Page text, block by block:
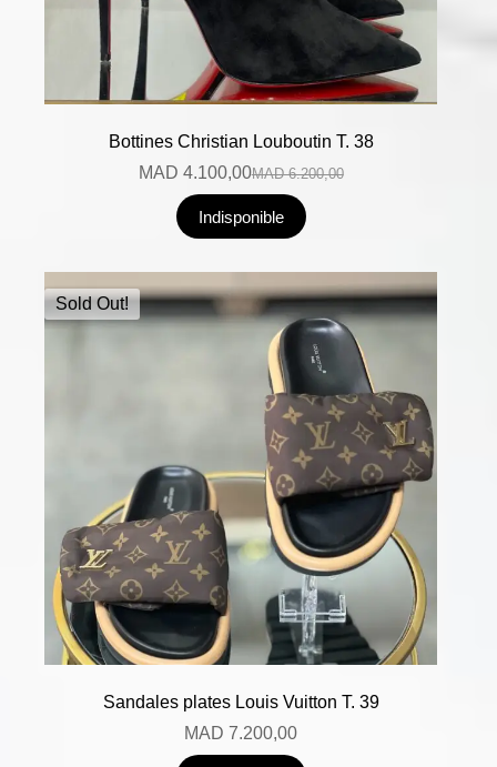
Bottines Christian Louboutin T. 38
MAD6.200,00
MAD 4.100,00
Indisponible
Sold Out!
Sandales plates Louis Vuitton T. 39
MAD 7.200,00